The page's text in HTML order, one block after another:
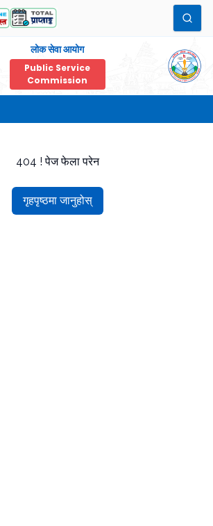
लोक सेवा आयोग
Public Service
Commission
404 ! पेज फेला परेन
गृहपृष्ठमा जानुहोस्